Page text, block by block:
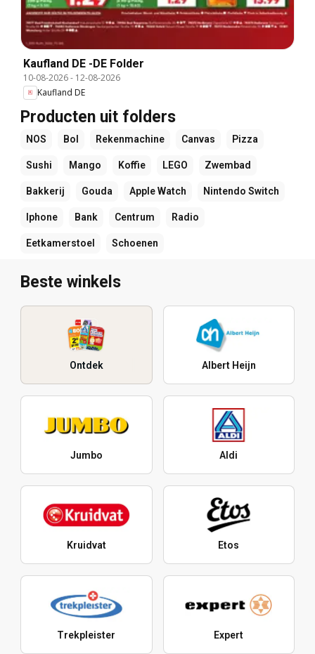
Kaufland DE -DE Folder
10-08-2026- 12-08-2026
Kaufland DE
Producten uit folders
NOS Bol Rekenmachine Canvas Pizza
Sushi Mango Koffie LEGO Zwembad
Bakkerij Gouda Apple Watch Nintendo Switch
Iphone Bank Centrum Radio
Eetkamerstoel Schoenen
Beste winkels
Ontdek Albert Heijn
Jumbo Aldi
Kruidvat Etos
Trekpleister Expert